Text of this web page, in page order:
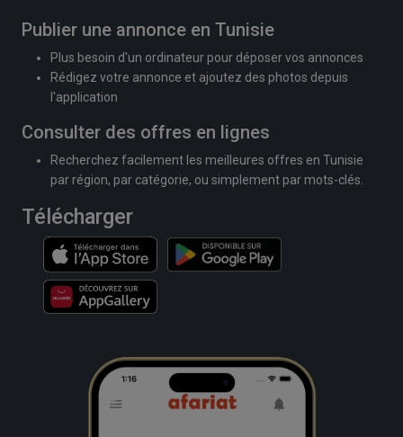
Publier une annonce en Tunisie
Plus besoin d'un ordinateur pour déposer vos annonces
Rédigez votre annonce et ajoutez des photos depuis
l'application
Consulter des offres en lignes
Recherchez facilement les meilleures offres en Tunisie
par région, par catégorie, ou simplement par mots-clés.
Télécharger